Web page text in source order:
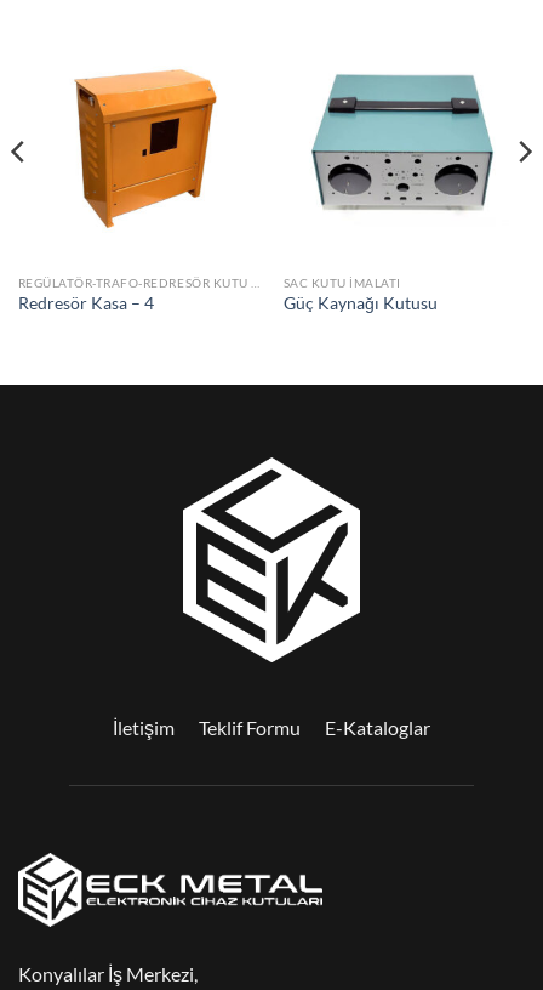
Redresör Kasa – 4
SAC KUTU İMALATI
Güç Kaynağı Kutusu
İletişim Teklif Formu E-Kataloglar
Konyalılar İş Merkezi,